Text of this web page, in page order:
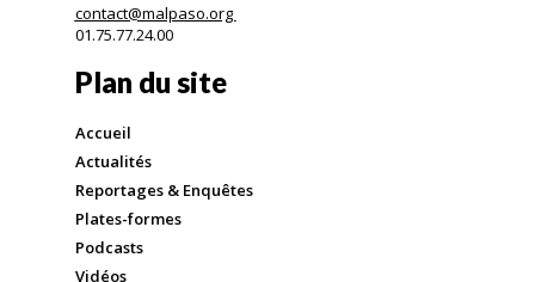
contact@malpaso.org
01.75.77.24.00
Plan du site
Accueil
Actualités
Reportages & Enquêtes
Plates-formes
Podcasts
Vidéos